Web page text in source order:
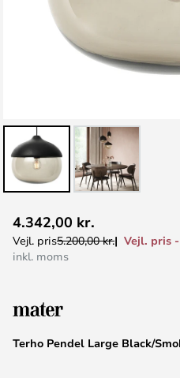
til
starten
Terho Pendel Large Black/
4.342,00 kr.
Vejl. pris5.200,00 kr.
Vejl. pris
inkl. moms